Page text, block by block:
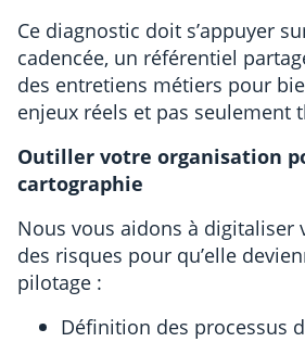
Ce diagnostic doit s’appuyer
cadencée, un référentiel
des entretiens métiers pour
enjeux réels et pas seulement
Outiller votre organisation
cartographie
Nous vous aidons à digitaliser
des risques pour qu’elle
pilotage :
Définition des processus